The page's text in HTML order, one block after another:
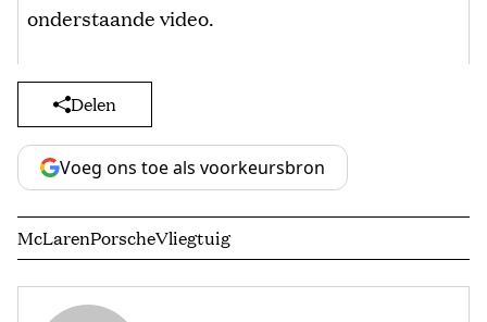
onderstaande video.
Delen
Voeg ons toe als voorkeursbron
McLarenPorscheVliegtuig